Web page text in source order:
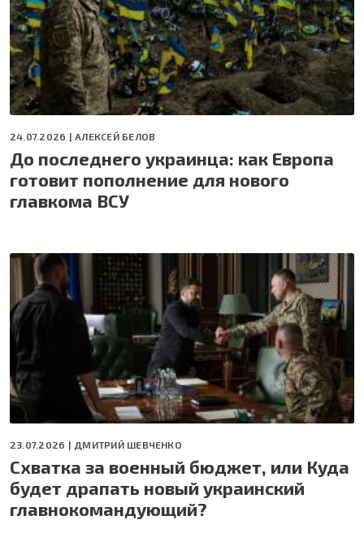
24.07.2026 |АЛЕКСЕЙ БЕЛОВ
До последнего украинца: как Европа
готовит пополнение для нового
главкома ВСУ
23.07.2026 | ДМИТРИЙ ШЕВЧЕНКО
Схватка за военный бюджет, или Куда
будет драпать новый украинский
главнокомандующий?